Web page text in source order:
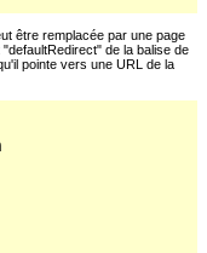
être remplacée par une page
de la balise de
pointe vers une URL de la